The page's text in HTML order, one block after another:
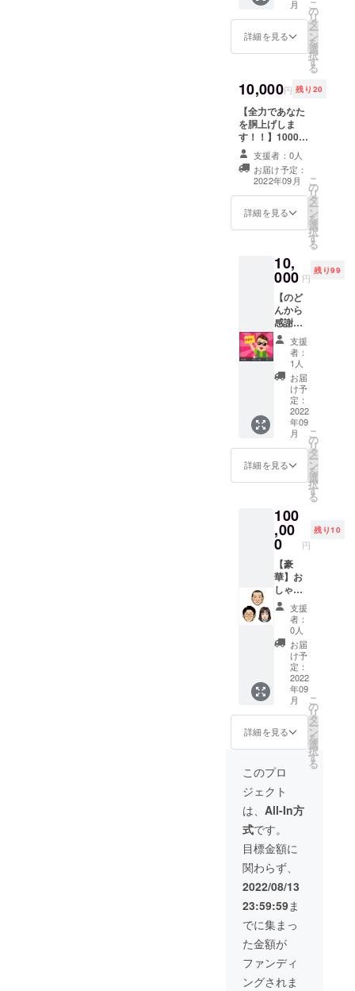
画の受
け取り
が可能
電話番
号をご
記入く
ださ
い。
心を込
めて感
謝のお
手紙を
送らせ
だきま
す！ ※
支援を
頂く際
は、必
欄にご
希望の
お名前
をご記
入くだ
月
詳細を見る
こ
の
リ
タ
ー
ン
を
選
択
す
る
10,000円 残り20
【全力であなた
を胴上げしま
す！！】10000
円 おしゃべり
BAR店内にて、
スタッフしょー
へいをはじめ、
店内にいる皆様
と一緒に「胴上
に支援画面をお
見せください。
・有効期限
2022年9月1日～
2023年8月31日
支援者：0人
お届け予定：
2022年09月
詳細を見る
こ
の
リ
タ
ー
ン
を
選
択
す
る
10,
000 円
残り99
【のど
んから
感謝動
画を提
供！】
10000
円 共
同経営
者のの
どんか
ら心を
込めて
感謝の
ビデオ
メッ
セージ
きのお
手紙を
送らせ
ていた
だきま
す。 ※
支援を
頂く際
は、必
ず備考
欄にご
希望の
お名
前、動
画の受
け取り
が可能
なメー
ルアド
レスor
電話番
号をご
記入く
ださ
い。
支援
者：
1人
お届
け予
定：
2022
年09
月
詳細を見る
こ
の
リ
タ
ー
ン
を
選
択
す
る
100
,00
0 円
残り10
【豪
華】お
しゃべ
りバー
経営者
がフル
出動！
スー
パーラ
ンチ券
【限定3
枚】
100000
円 店
長
しょー
へい
と、共
同経営
者の洋
輔、の
どかと
ランチ
が出来
ます！
面会時
には同
伴者を
つけま
す。 ※
支援を
頂く際
は、必
ず備考
支援
者：
0人
お届
け予
定：
2022
年09
月
詳細を見る
こ
の
リ
タ
ー
ン
を
選
択
す
る
このプロ
ジェクト
は、 All-In方
式です。
目標金額に
関わらず、
2022/08/13
23:59:59ま
でに集まっ
た金額が
ファンディ
ングされま